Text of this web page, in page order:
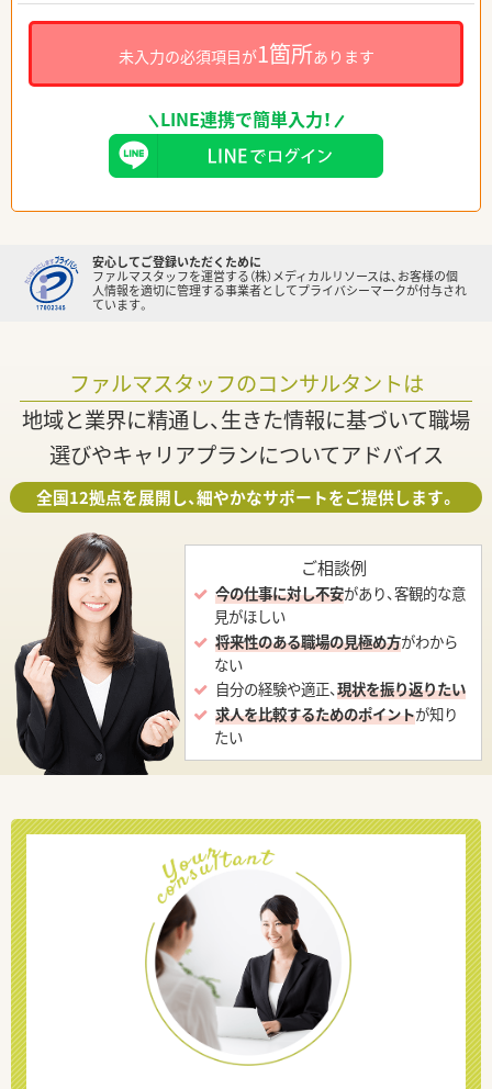
未入力の必須項目が1箇所あります
LINE連携で簡単入力！
安心してご登録いただくために
ファルマスタッフを運営する（株）メディカルリソースは、お客様の個
人情報を適切に管理する事業者としてプライバシーマークが付与され
ています。
ファルマスタッフのコンサルタントは
地域と業界に精通し、生きた情報に基づいて職場
選びやキャリアプランについてアドバイス
全国12拠点を展開し、細やかなサポートをご提供します。
ご相談例
今の仕事に対し不安があり、客観的な意
見がほしい
将来性のある職場の見極め方がわから
ない
自分の経験や適正、現状を振り返りたい
求人を比較するためのポイントが知り
たい